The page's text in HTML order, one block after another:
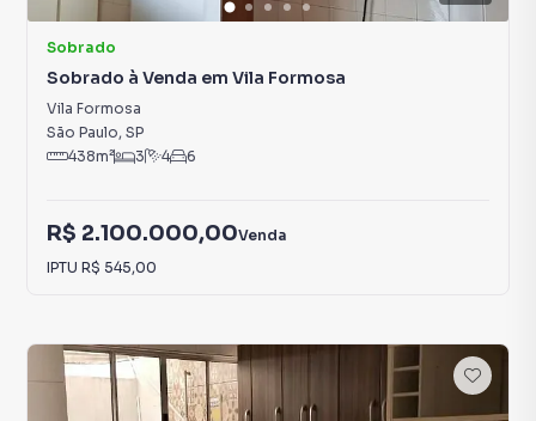
Sobrado
Sobrado à Venda em Vila Formosa
Vila Formosa
São Paulo, SP
438m² 3 4 6
R$ 2.100.000,00Venda
IPTU R$ 545,00